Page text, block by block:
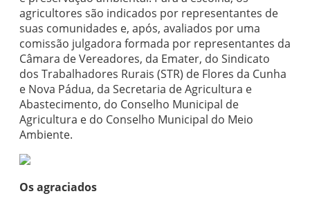
agricultores são indicados por representantes de
suas comunidades e, após, avaliados por uma
comissão julgadora formada por representantes da
Câmara de Vereadores, da Emater, do Sindicato
dos Trabalhadores Rurais (STR) de Flores da Cunha
e Nova Pádua, da Secretaria de Agricultura e
Abastecimento, do Conselho Municipal de
Agricultura e do Conselho Municipal do Meio
Ambiente.
Os agraciados